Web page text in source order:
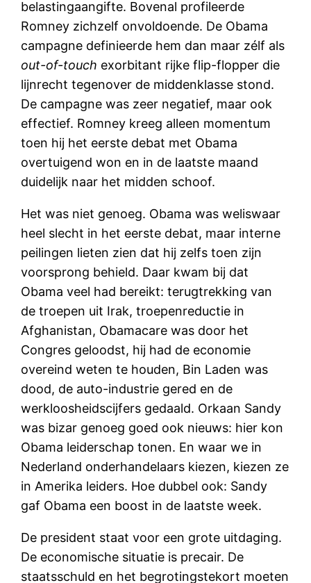
belastingaangifte. Bovenal profileerde
Romney zichzelf onvoldoende. De Obama
campagne definieerde hem dan maar zélf als
out-of-touch exorbitant rijke flip-flopper die
lijnrecht tegenover de middenklasse stond.
De campagne was zeer negatief, maar ook
effectief. Romney kreeg alleen momentum
toen hij het eerste debat met Obama
overtuigend won en in de laatste maand
duidelijk naar het midden schoof.
Het was niet genoeg. Obama was weliswaar
heel slecht in het eerste debat, maar interne
peilingen lieten zien dat hij zelfs toen zijn
voorsprong behield. Daar kwam bij dat
Obama veel had bereikt: terugtrekking van
de troepen uit Irak, troepenreductie in
Afghanistan, Obamacare was door het
Congres geloodst, hij had de economie
overeind weten te houden, Bin Laden was
dood, de auto-industrie gered en de
werkloosheidscijfers gedaald. Orkaan Sandy
was bizar genoeg goed ook nieuws: hier kon
Obama leiderschap tonen. En waar we in
Nederland onderhandelaars kiezen, kiezen ze
in Amerika leiders. Hoe dubbel ook: Sandy
gaf Obama een boost in de laatste week.
De president staat voor een grote uitdaging.
De economische situatie is precair. De
staatsschuld en het begrotingstekort moeten